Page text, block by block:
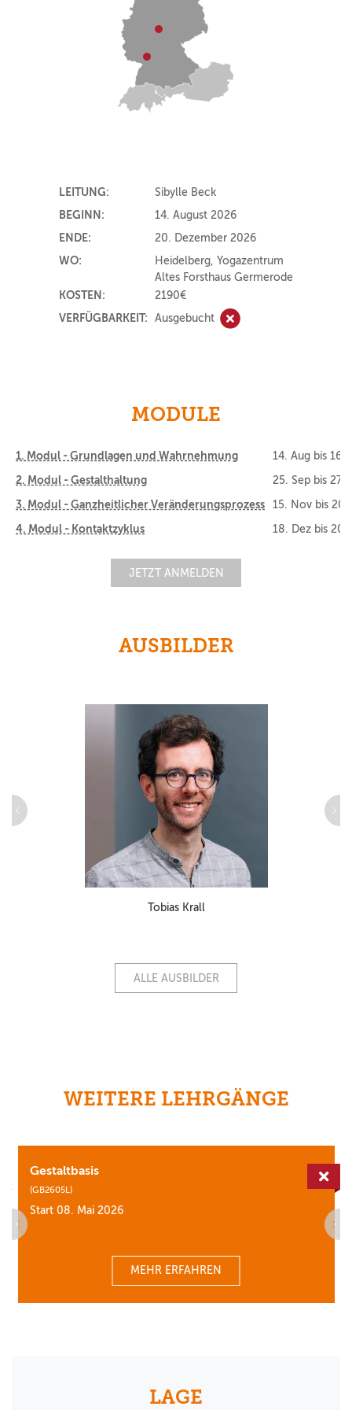
LEITUNG:
Sibylle Beck
BEGINN:
14. August 2026
ENDE:
20. Dezember 2026
WO:
Heidelberg, Yogazentrum
Altes Forsthaus Germerode
KOSTEN:
2190€
VERFÜGBARKEIT: Ausgebucht
Ausgebucht
MODULE
1. Modul - Grundlagen und Wahrnehmung 14. Aug bis 16.
2. Modul - Gestalthaltung
25. Sep bis 27.
3. Modul - Ganzheitlicher Veränderungsprozess 15. Nov bis 20.
4. Modul - Kontaktzyklus
18. Dez bis 20.
JETZT ANMELDEN
AUSBILDER
Tobias Krall
ALLE AUSBILDER
WEITERE LEHRGÄNGE
Gestaltbasis
(GB2605L)
Start 08. Mai 2026
MEHR ERFAHREN
LAGE